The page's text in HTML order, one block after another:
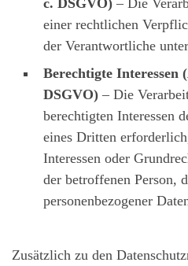
einer rechtlichen
der Verantwortliche
Berechtigte Interessen
DSGVO) – Die
berechtigten Interessen
eines Dritten
Interessen oder
der betroffenen Person,
personenbezogener
Zusätzlich zu den